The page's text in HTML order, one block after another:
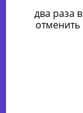
два раза